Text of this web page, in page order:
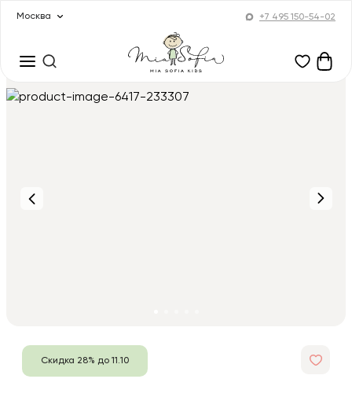
Москва +7 495 150-54-02
Скидка 28% до 11.10